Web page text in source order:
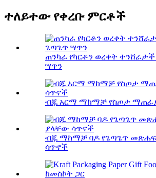
ተለይተው የቀረቡ ምርቶች
ጠንካራ የካርቶን ወረቀት
ሣጥን
ብጁ አርማ ማከማቻ የስጦታ ማጠፊያ
ብጁ ማከማቻ ባዶ የጌጣጌጥ
ሳጥኖች